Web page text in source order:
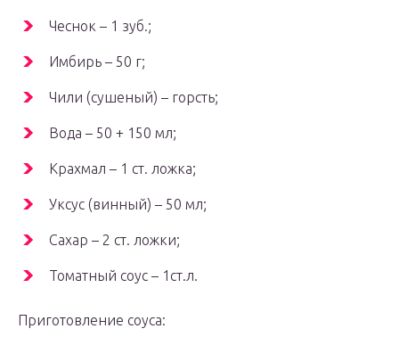
Чеснок – 1 зуб.;
Имбирь – 50 г;
Чили (сушеный) – горсть;
Вода – 50 + 150 мл;
Крахмал – 1 ст. ложка;
Уксус (винный) – 50 мл;
Сахар – 2 ст. ложки;
Томатный соус – 1ст.л.
Приготовление соуса: